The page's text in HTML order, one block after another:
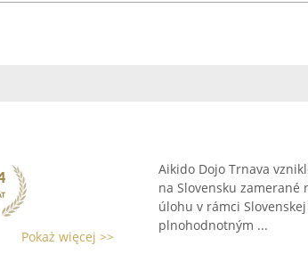
Pokaż więcej >>
Aikido Dojo Trnava
na Slovensku
úlohu v rámci
plnohodnotným ...